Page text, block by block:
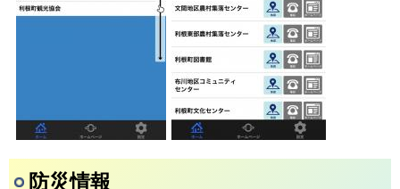
防災情報